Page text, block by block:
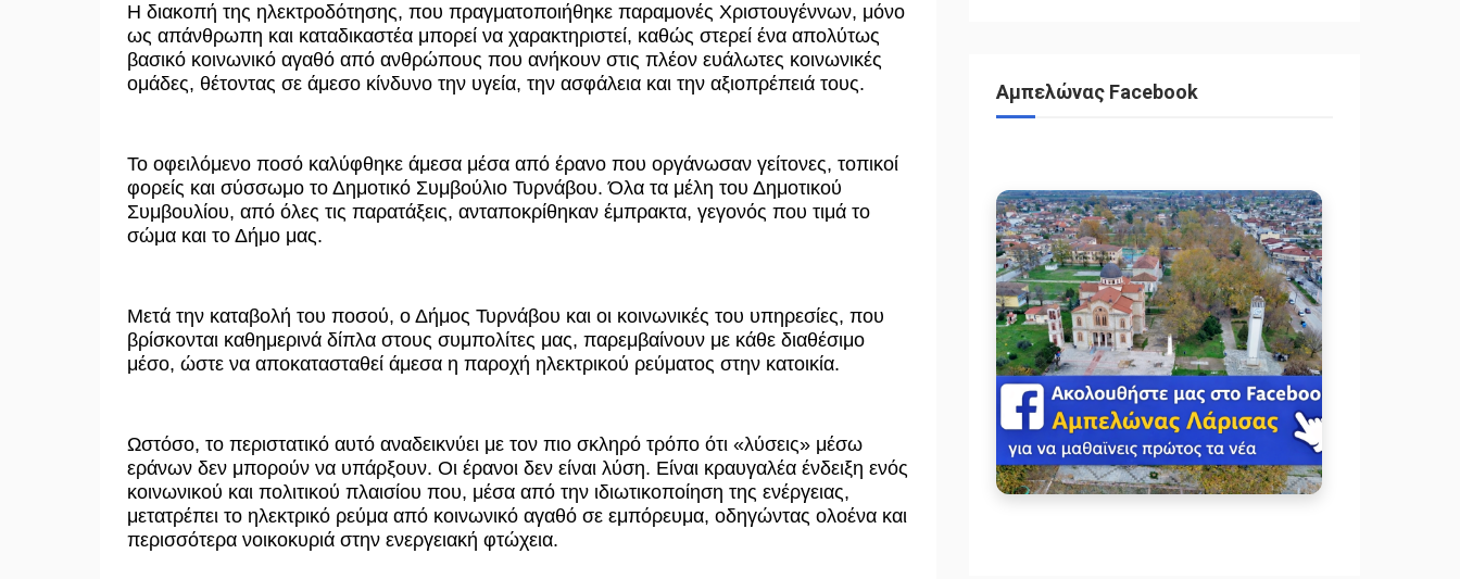
Η διακοπή της ηλεκτροδότησης, που πραγματοποιήθηκε παραμονές Χριστουγέννων, μόνο
ως απάνθρωπη και καταδικαστέα μπορεί να χαρακτηριστεί, καθώς στερεί ένα απολύτως
βασικό κοινωνικό αγαθό από ανθρώπους που ανήκουν στις πλέον ευάλωτες κοινωνικές
ομάδες, θέτοντας σε άμεσο κίνδυνο την υγεία, την ασφάλεια και την αξιοπρέπειά τους.
Το οφειλόμενο ποσό καλύφθηκε άμεσα μέσα από έρανο που οργάνωσαν γείτονες, τοπικοί
φορείς και σύσσωμο το Δημοτικό Συμβούλιο Τυρνάβου. Όλα τα μέλη του Δημοτικού
Συμβουλίου, από όλες τις παρατάξεις, ανταποκρίθηκαν έμπρακτα, γεγονός που τιμά το
σώμα και το Δήμο μας.
Μετά την καταβολή του ποσού, ο Δήμος Τυρνάβου και οι κοινωνικές του υπηρεσίες, που
βρίσκονται καθημερινά δίπλα στους συμπολίτες μας, παρεμβαίνουν με κάθε διαθέσιμο
μέσο, ώστε να αποκατασταθεί άμεσα η παροχή ηλεκτρικού ρεύματος στην κατοικία.
Ωστόσο, το περιστατικό αυτό αναδεικνύει με τον πιο σκληρό τρόπο ότι «λύσεις» μέσω
εράνων δεν μπορούν να υπάρξουν. Οι έρανοι δεν είναι λύση. Είναι κραυγαλέα ένδειξη ενός
κοινωνικού και πολιτικού πλαισίου που, μέσα από την ιδιωτικοποίηση της ενέργειας,
μετατρέπει το ηλεκτρικό ρεύμα από κοινωνικό αγαθό σε εμπόρευμα, οδηγώντας ολοένα και
περισσότερα νοικοκυριά στην ενεργειακή φτώχεια.
Αμπελώνας Facebook